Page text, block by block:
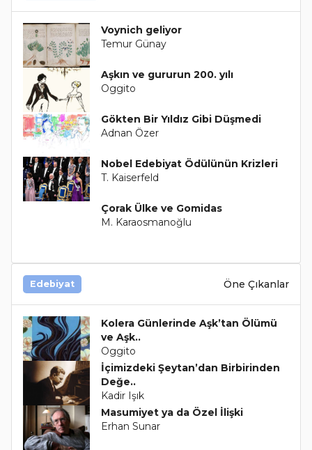
Voynich geliyor
Temur Günay
Aşkın ve gururun 200. yılı
Oggito
Gökten Bir Yıldız Gibi Düşmedi
Adnan Özer
Nobel Edebiyat Ödülünün Krizleri
T. Kaiserfeld
Çorak Ülke ve Gomidas
M. Karaosmanoğlu
Edebiyat Öne Çıkanlar
Kolera Günlerinde Aşk’tan Ölümü
ve Aşk..
Oggito
İçimizdeki Şeytan’dan Birbirinden
Değe..
Kadir Işık
Masumiyet ya da Özel İlişki
Erhan Sunar